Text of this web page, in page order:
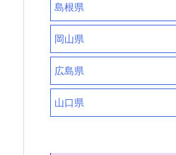
島根県
岡山県
広島県
山口県